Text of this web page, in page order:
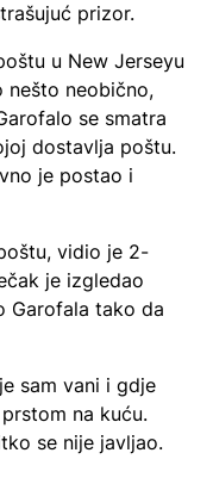
prizor.
u New Jerseyu
nešto neobično,
se smatra
dostavlja poštu.
je postao i
vidio je 2-
je izgledao
Garofala tako da
sam vani i gdje
na kuću.
se nije javljao.